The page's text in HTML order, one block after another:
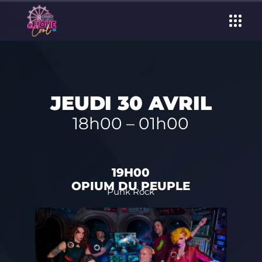
JEUDI 30 AVRIL
18h00 – 01h00
19H00
OPIUM DU PEUPLE
Punk Rock